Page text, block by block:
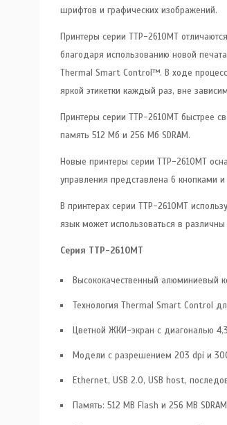
шрифтов и графических изображений.
Принтеры серии TTP-2610MT
благодаря использованию новой
Thermal Smart Control™. В ходе
яркой этикетки каждый раз, вне
Принтеры серии TTP-2610MT быстрее
память 512 Мб и 256 Мб SDRAM.
Новые принтеры серии TTP-2610MT
управления представлена 6 кнопками
В принтерах серии TTP-2610MT
язык может использоваться в
Серия TTP-2610MT
Высококачественный алюминиевый
Технология Thermal Smart Control
Цветной ЖКИ-экран с диагональю
Модели с разрешением 203 dpi и
Ethernet, USB 2.0, USB host,
Память: 512 MB Flash и 256 MB SDRAM